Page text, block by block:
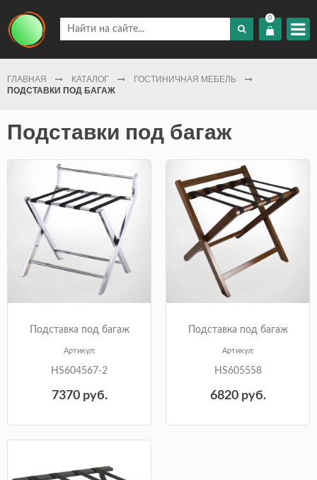
0
ГЛАВНАЯ КАТАЛОГ ГОСТИНИЧНАЯ МЕБЕЛЬ
ПОДСТАВКИ ПОД БАГАЖ
Подставки под багаж
Подставка под багаж
Артикул:
HS604567-2
7370руб.
Подставка под багаж
Артикул:
HS605558
6820руб.